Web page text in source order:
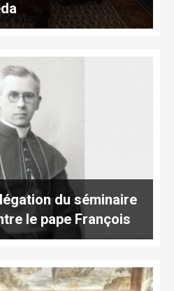
du séminaire
le pape François